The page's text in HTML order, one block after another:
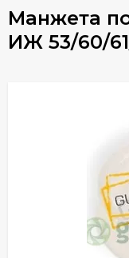
Манжета
ИЖ 53/60/